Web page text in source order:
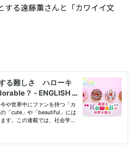
する遠藤薫さんと「カワイイ文